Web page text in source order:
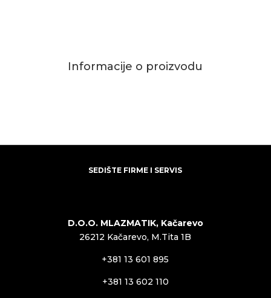
Informacije o proizvodu
SEDIŠTE FIRME I SERVIS
D.O.O. MLAZMATIK, Kačarevo
26212 Kačarevo, M.Tita 1B
+381 13 601 895
+381 13 602 110